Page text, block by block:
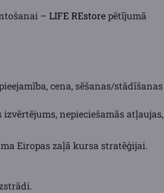
– LIFE REstorepētījumā
cena, sēšanas/stādīšanas
nepieciešamās atļaujas,
Eiropas zaļā kursa stratēģijai.